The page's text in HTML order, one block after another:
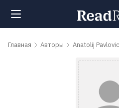
Поиск
Главная Авторы Anatolij